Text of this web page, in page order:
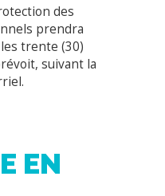
des
prendra
trente (30)
suivant la
EN